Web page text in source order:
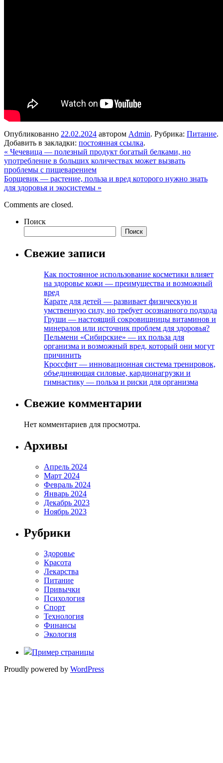
Опубликованно 22.02.2024 автором Admin. Рубрика: Питание.
Добавить в закладки: постоянная ссылка.
« Чечевица — полезный продукт богатый белками, но
употребление в больших количествах может вызвать
проблемы с пищеварением
Борщевик — растение, польза и вред которого нужно знать
для здоровья и экосистемы »
Comments are closed.
Поиск
Поиск
Свежие записи
Как постоянное использование косметики влияет
на здоровье кожи — преимущества и возможный
вред
Карате для детей — развивает физическую и
умственную силу, но требует осознанного подхода
Груши — настоящий сокровищницы витаминов и
минералов или источник проблем для здоровья?
Пельмени «Сибирские» — их польза для
организма и возможный вред, который они могут
причинить
Кроссфит — инновационная система тренировок,
объединяющая силовые, кардионагрузки и
гимнастику — польза и риски для организма
Свежие комментарии
Нет комментариев для просмотра.
Архивы
Апрель 2024
Март 2024
Февраль 2024
Январь 2024
Декабрь 2023
Ноябрь 2023
Рубрики
Здоровье
Красота
Лекарства
Питание
Привычки
Психология
Спорт
Технология
Финансы
Экология
Пример страницы
Proudly powered by WordPress